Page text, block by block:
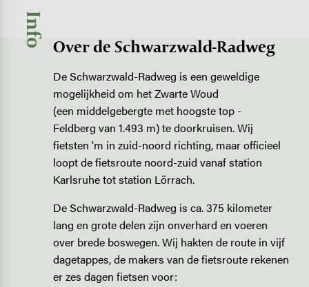
Info Over de Schwarzwald-Radweg
De Schwarzwald-Radweg is een geweldige
mogelijkheid om het Zwarte Woud
(een middelgebergte met hoogste top ­
Feldberg van 1.493 m) te doorkruisen. Wij
fietsten 'm in zuid-noord richting, maar officieel
loopt de fietsroute noord-zuid vanaf station
Karlsruhe tot station Lörrach.
De Schwarzwald-Radweg is ca. 375 kilometer
lang en grote delen zijn onverhard en voeren
over brede boswegen. Wij hakten de route in vijf
dagetappes, de makers van de fietsroute rekenen
er zes dagen fietsen voor: